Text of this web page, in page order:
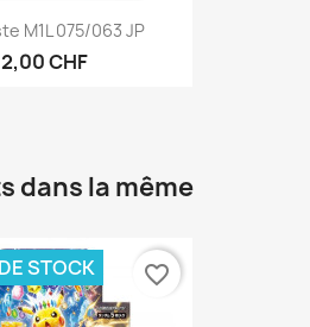
M1L 075/063 JP
2,00 CHF
dans la même
STOCK favorite_border